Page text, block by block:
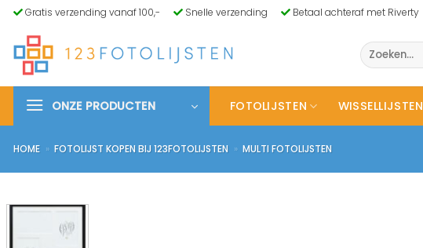
Ga
inhoud
Gratis verzending vanaf 100,- Snelle verzending Betaal achteraf met Riverty
Zoeken
naar:
ONZE PRODUCTEN FOTOLIJSTEN WISSELLIJSTEN
HOME » FOTOLIJST KOPEN BIJ 123FOTOLIJSTEN » MULTI FOTOLIJSTEN